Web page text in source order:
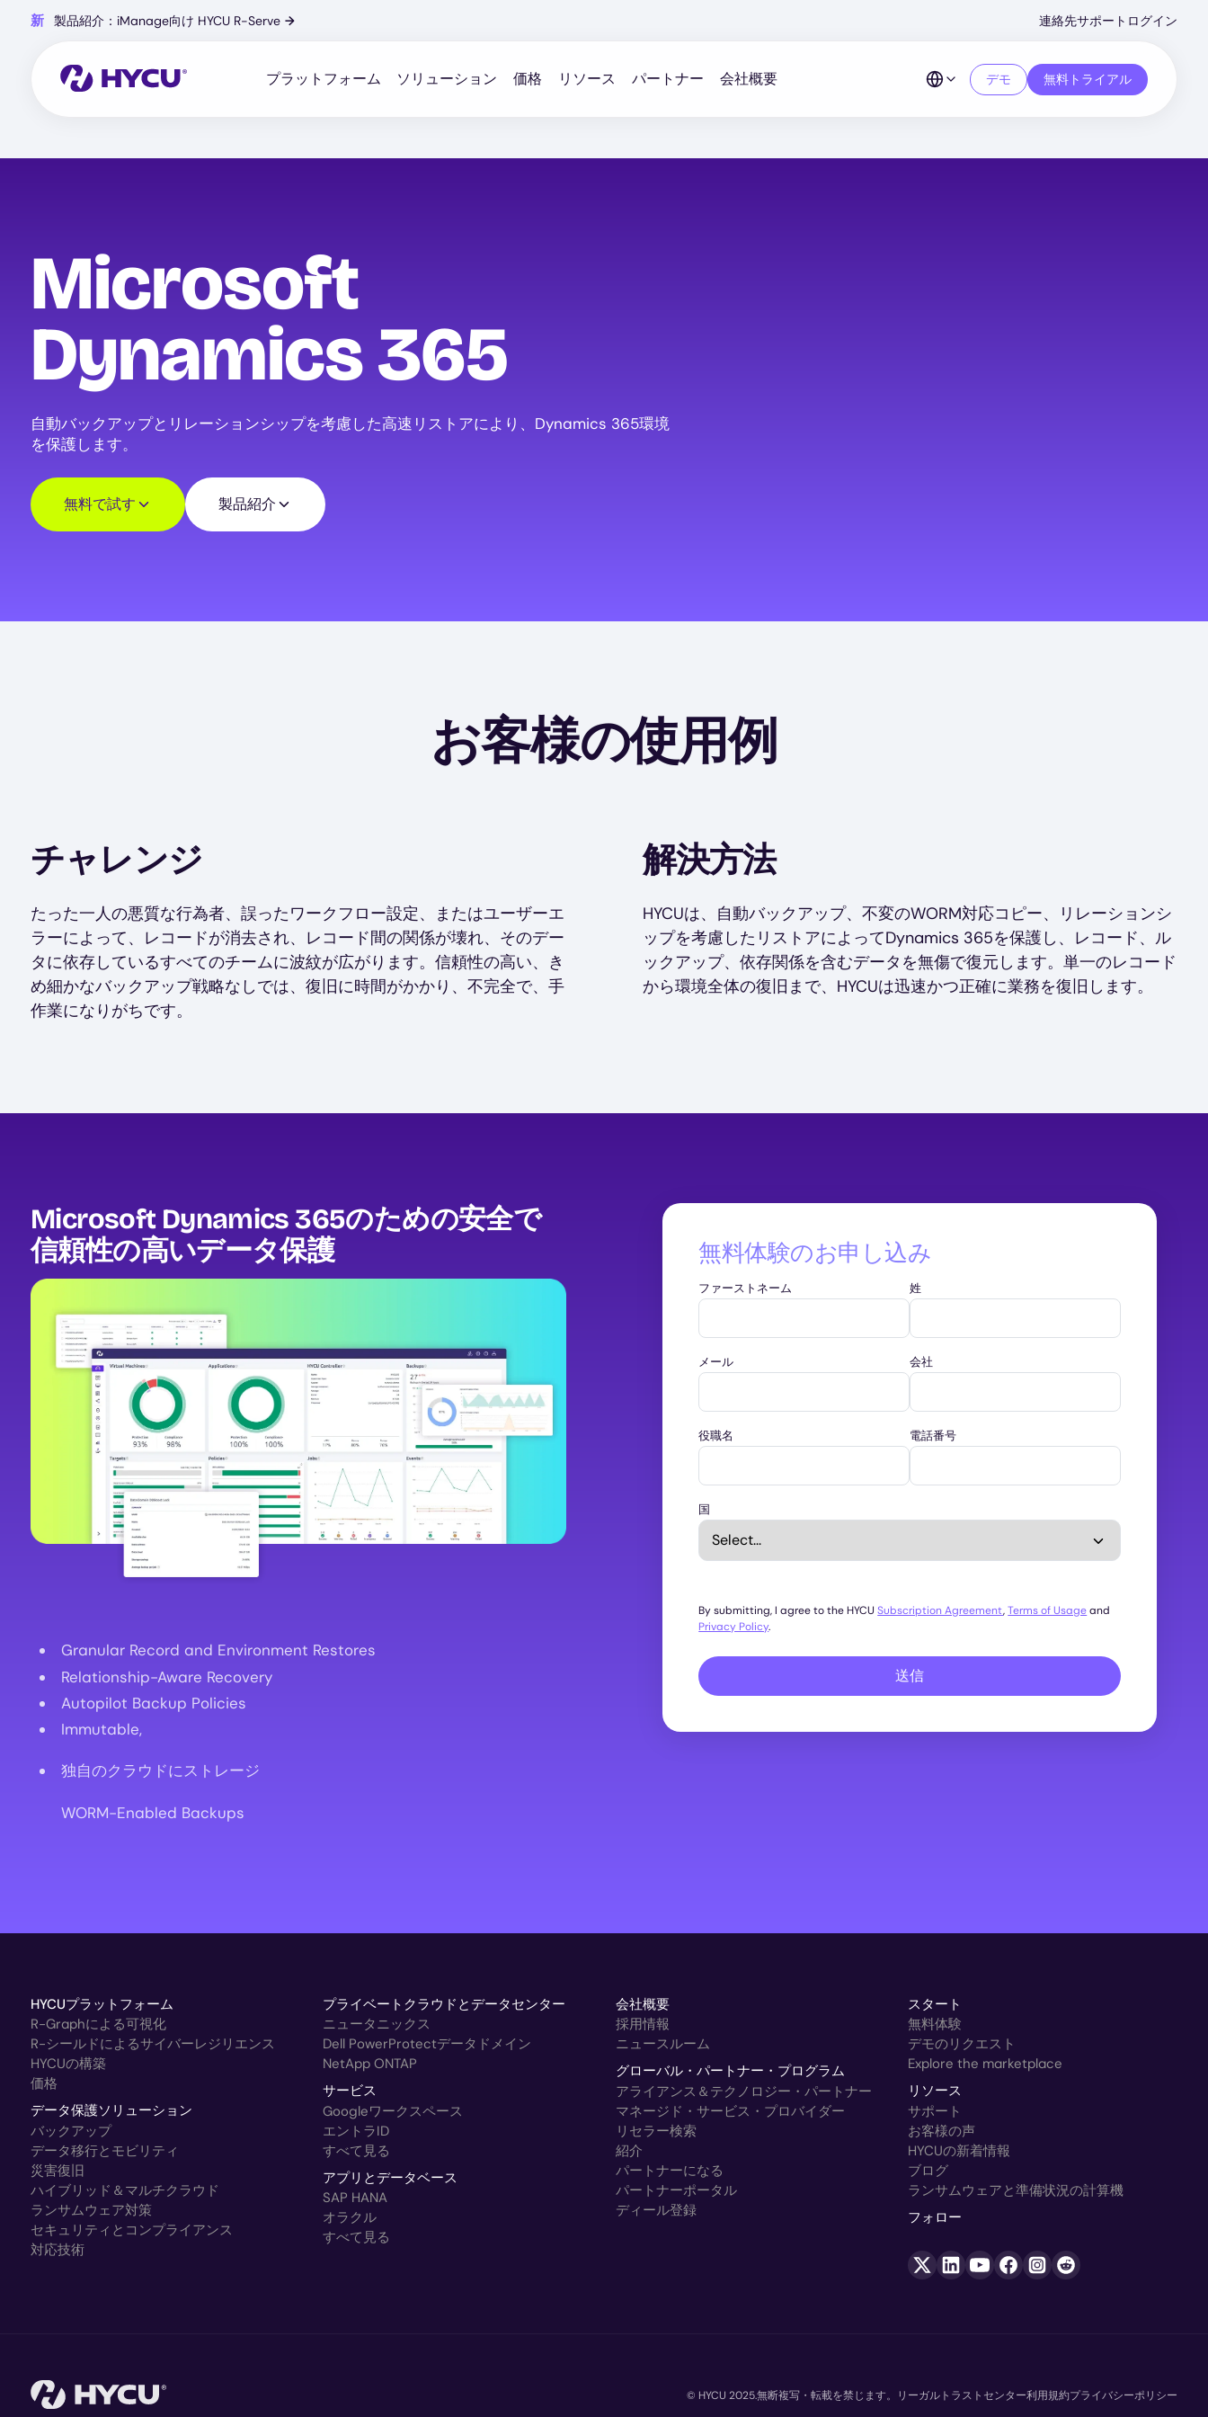
新 製品紹介：iManage向け HYCU R-Serve →
Menu
連絡先サポート ログイン
プラットフォーム ソリューション 価格 リソース パートナー 会社概要 デモ 無料トライアル
Microsoft
Dynamics 365
自動バックアップとリレーションシップを考慮した高速リストアにより、Dynamics 365環境
を保護します。
無料で試す 製品紹介
お客様の使用例
チャレンジ
たった一人の悪質な行為者、誤ったワークフロー設定、またはユーザーエ
ラーによって、レコードが消去され、レコード間の関係が壊れ、そのデー
タに依存しているすべてのチームに波紋が広がります。信頼性の高い、き
め細かなバックアップ戦略なしでは、復旧に時間がかかり、不完全で、手
作業になりがちです。
解決方法
HYCUは、自動バックアップ、不変のWORM対応コピー、リレーションシ
ップを考慮したリストアによってDynamics 365を保護し、レコード、ル
ックアップ、依存関係を含むデータを無傷で復元します。単一のレコード
から環境全体の復旧まで、HYCUは迅速かつ正確に業務を復旧します。
Microsoft Dynamics 365のための安全で
信頼性の高いデータ保護
Image
Granular Record and Environment Restores
Relationship-Aware Recovery
Autopilot Backup Policies
Immutable,
独自のクラウドにストレージ
WORM-Enabled Backups
無料体験のお申し込み
ファーストネーム 姓
メール 会社
役職名 電話番号
国
By submitting, I agree to the HYCUSubscription Agreement,Terms of Usageand
Privacy Policy.
送信
HYCUプラットフォーム
R-Graphによる可視化
R-シールドによるサイバーレジリエンス
HYCUの構築
価格
データ保護ソリューション
バックアップ
データ移行とモビリティ
災害復旧
ハイブリッド＆マルチクラウド
ランサムウェア対策
セキュリティとコンプライアンス
対応技術
プライベートクラウドとデータセンター
ニュータニックス
Dell PowerProtectデータドメイン
NetApp ONTAP
サービス
Googleワークスペース
エントラID
すべて見る
アプリとデータベース
SAP HANA
オラクル
すべて見る
会社概要
採用情報
ニュースルーム
グローバル・パートナー・プログラム
アライアンス＆テクノロジー・パートナー
マネージド・サービス・プロバイダー
リセラー検索
紹介
パートナーになる
パートナーポータル
ディール登録
スタート
無料体験
デモのリクエスト
Explore the marketplace
リソース
サポート
お客様の声
HYCUの新着情報
ブログ
ランサムウェアと準備状況の計算機
フォロー
© HYCU 2025.無断複写・転載を禁じます。 リーガル トラストセンター利用規約プライバシーポリシー